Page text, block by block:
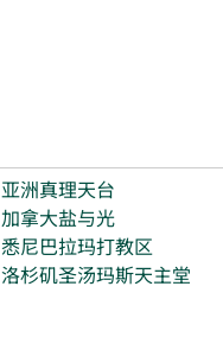
亚洲真理天台
加拿大盐与光
悉尼巴拉玛打教区
洛杉矶圣汤玛斯天主堂